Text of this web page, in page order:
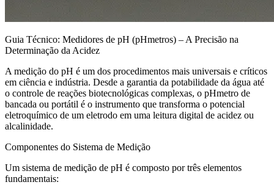
Guia Técnico: Medidores de pH (pHmetros) – A Precisão na
Determinação da Acidez
A medição do pH é um dos procedimentos mais universais e críticos
em ciência e indústria. Desde a garantia da potabilidade da água até
o controle de reações biotecnológicas complexas, o pHmetro de
bancada ou portátil é o instrumento que transforma o potencial
eletroquímico de um eletrodo em uma leitura digital de acidez ou
alcalinidade.
Componentes do Sistema de Medição
Um sistema de medição de pH é composto por três elementos
fundamentais: